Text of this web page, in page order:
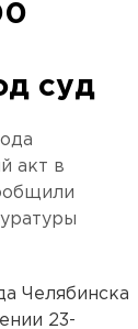
суд
акт в
Челябинска
23-